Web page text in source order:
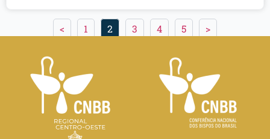
< 1 2 3 4 5 >